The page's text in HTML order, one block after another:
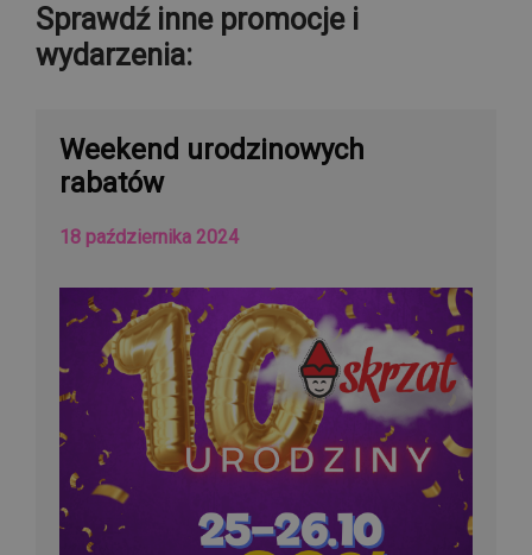
Sprawdź inne promocje i
wydarzenia:
Weekend urodzinowych
rabatów
18 października 2024